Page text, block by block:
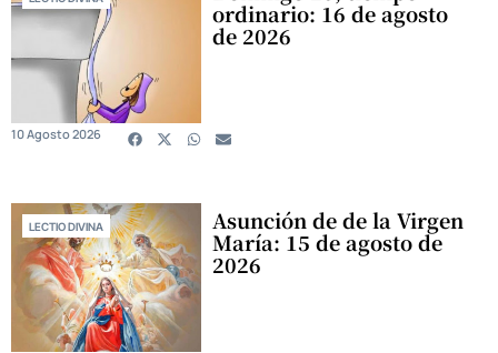
ordinario: 16 de agosto
de 2026
10 Agosto 2026
LECTIO DIVINA Asunción de de la Virgen
María: 15 de agosto de
2026